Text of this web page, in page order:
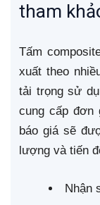
tham
Tấm
xuất theo
tải trọng sử
cung cấp đơn
báo giá sẽ
lượng và tiến
Nhận